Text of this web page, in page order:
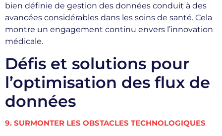
bien définie de gestion des données conduit à des
avancées considérables dans les soins de santé. Cela
montre un engagement continu envers l’innovation
médicale.
Défis et solutions pour
l’optimisation des flux de
données
9. SURMONTER LES OBSTACLES TECHNOLOGIQUES